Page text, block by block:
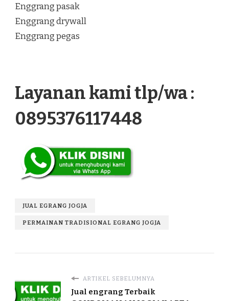
Enggrang pasak
Enggrang drywall
Enggrang pegas
Layanan kami tlp/wa :
0895376117448
JUAL EGRANG JOGJA
PERMAINAN TRADISIONAL EGRANG JOGJA
ARTIKEL SEBELUMNYA
Jual engrang Terbaik